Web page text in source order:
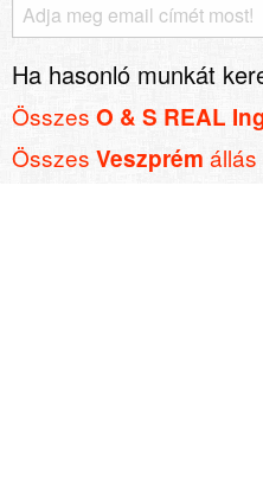
Ha hasonló munkát
Összes O & S REAL
Összes Veszprém